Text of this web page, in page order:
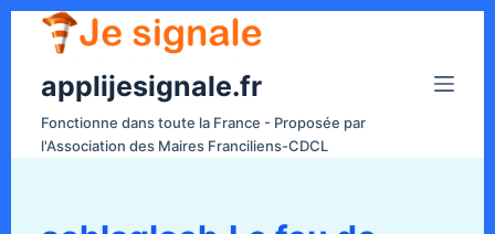
applijesignale.fr
Fonctionne dans toute la France - Proposée par
l'Association des Maires Franciliens-CDCL